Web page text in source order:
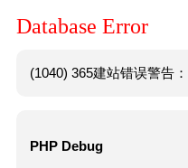
Database Error
(1040) 365建站错误警告
PHP Debug